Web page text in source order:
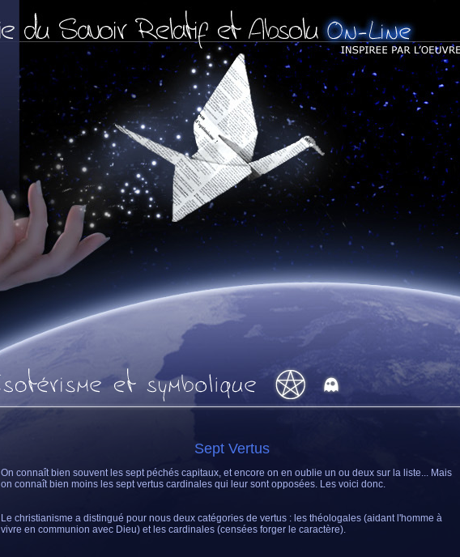
Sept Vertus
On connaît bien souvent les sept péchés capitaux, et encore on en oublie un ou deux sur la liste... Mais
on connaît bien moins les sept vertus cardinales qui leur sont opposées. Les voici donc.
Le christianisme a distingué pour nous deux catégories de vertus : les théologales (aidant l'homme à
vivre en communion avec Dieu) et les cardinales (censées forger le caractère).